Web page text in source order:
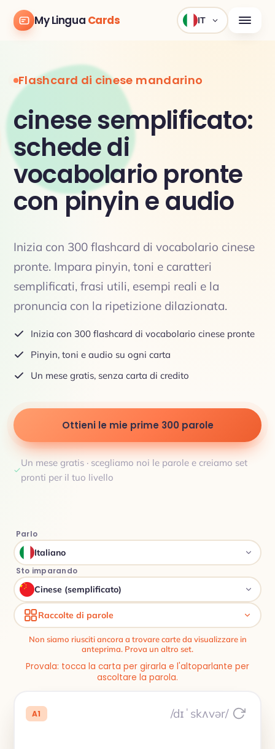
My Lingua Cards IT
Flashcard di cinese mandarino
cinese semplificato:
schede di
vocabolario pronte
con pinyin e audio
Inizia con 300 flashcard di vocabolario cinese
pronte. Impara pinyin, toni e caratteri
semplificati, frasi utili, esempi reali e la
pronuncia con la ripetizione dilazionata.
Inizia con 300 flashcard di vocabolario cinese pronte
Pinyin, toni e audio su ogni carta
Un mese gratis, senza carta di credito
Ottieni le mie prime 300 parole
Un mese gratis · scegliamo noi le parole e creiamo set
pronti per il tuo livello
Parlo
Italiano
Sto imparando
Cinese (semplificato)
Raccolte di parole
Non siamo riusciti ancora a trovare carte da visualizzare in
anteprima. Prova un altro set.
Provala: tocca la carta per girarla e l'altoparlante per
ascoltare la parola.
A1 /dɪˈskʌvər/